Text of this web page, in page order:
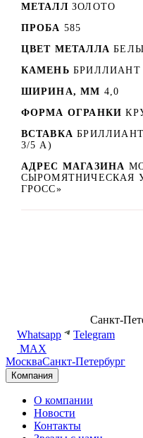
МЕТАЛЛ ЗОЛОТО
ПРОБА 585
ЦВЕТ МЕТАЛЛА
КАМЕНЬ БРИЛЛИАНТ
ШИРИНА, ММ 4,0
ФОРМА ОГРАНКИ
ВСТАВКА БРИЛЛИАНТ
3/5 А)
АДРЕС МАГАЗИНА
СЫРОМЯТНИЧЕСКАЯ
ГРОСС»
Санкт-
Whatsapp
Telegram
MAX
МоскваСанкт-Петербург
Компания
О компании
Новости
Контакты